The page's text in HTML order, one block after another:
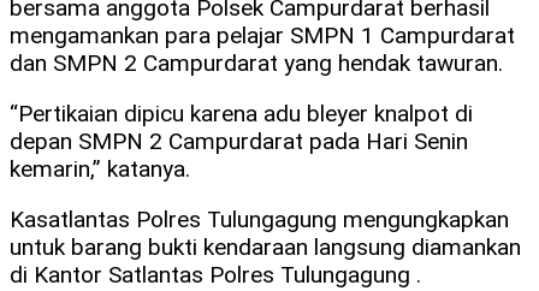
bersama anggota Polsek Campurdarat berhasil
mengamankan para pelajar SMPN 1 Campurdarat
dan SMPN 2 Campurdarat yang hendak tawuran.
“Pertikaian dipicu karena adu bleyer knalpot di
depan SMPN 2 Campurdarat pada Hari Senin
kemarin,” katanya.
Kasatlantas Polres Tulungagung mengungkapkan
untuk barang bukti kendaraan langsung diamankan
di Kantor Satlantas Polres Tulungagung .